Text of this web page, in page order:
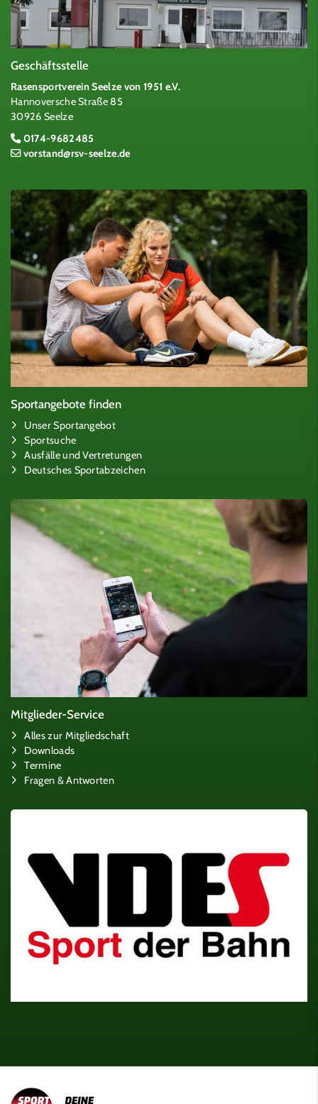
Geschäftsstelle
Rasensportverein Seelze von 1951 e.V.
Hannoversche Straße 85
30926 Seelze
0174-9682485
vorstand@rsv-seelze.de
Sportangebote finden
Unser Sportangebot
Sportsuche
Ausfälle und Vertretungen
Deutsches Sportabzeichen
Mitglieder-Service
Alles zur Mitgliedschaft
Downloads
Termine
Fragen & Antworten